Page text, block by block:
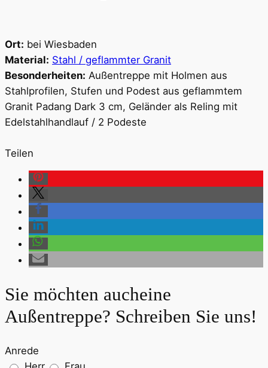
Ort: bei Wiesbaden
Material: Stahl / geflammter Granit
Besonderheiten: Außentreppe mit Holmen aus
Stahlprofilen, Stufen und Podest aus geflammtem
Granit Padang Dark 3 cm, Geländer als Reling mit
Edelstahlhandlauf / 2 Podeste
Teilen
Sie möchten aucheine
Außentreppe? Schreiben Sie uns!
Anrede